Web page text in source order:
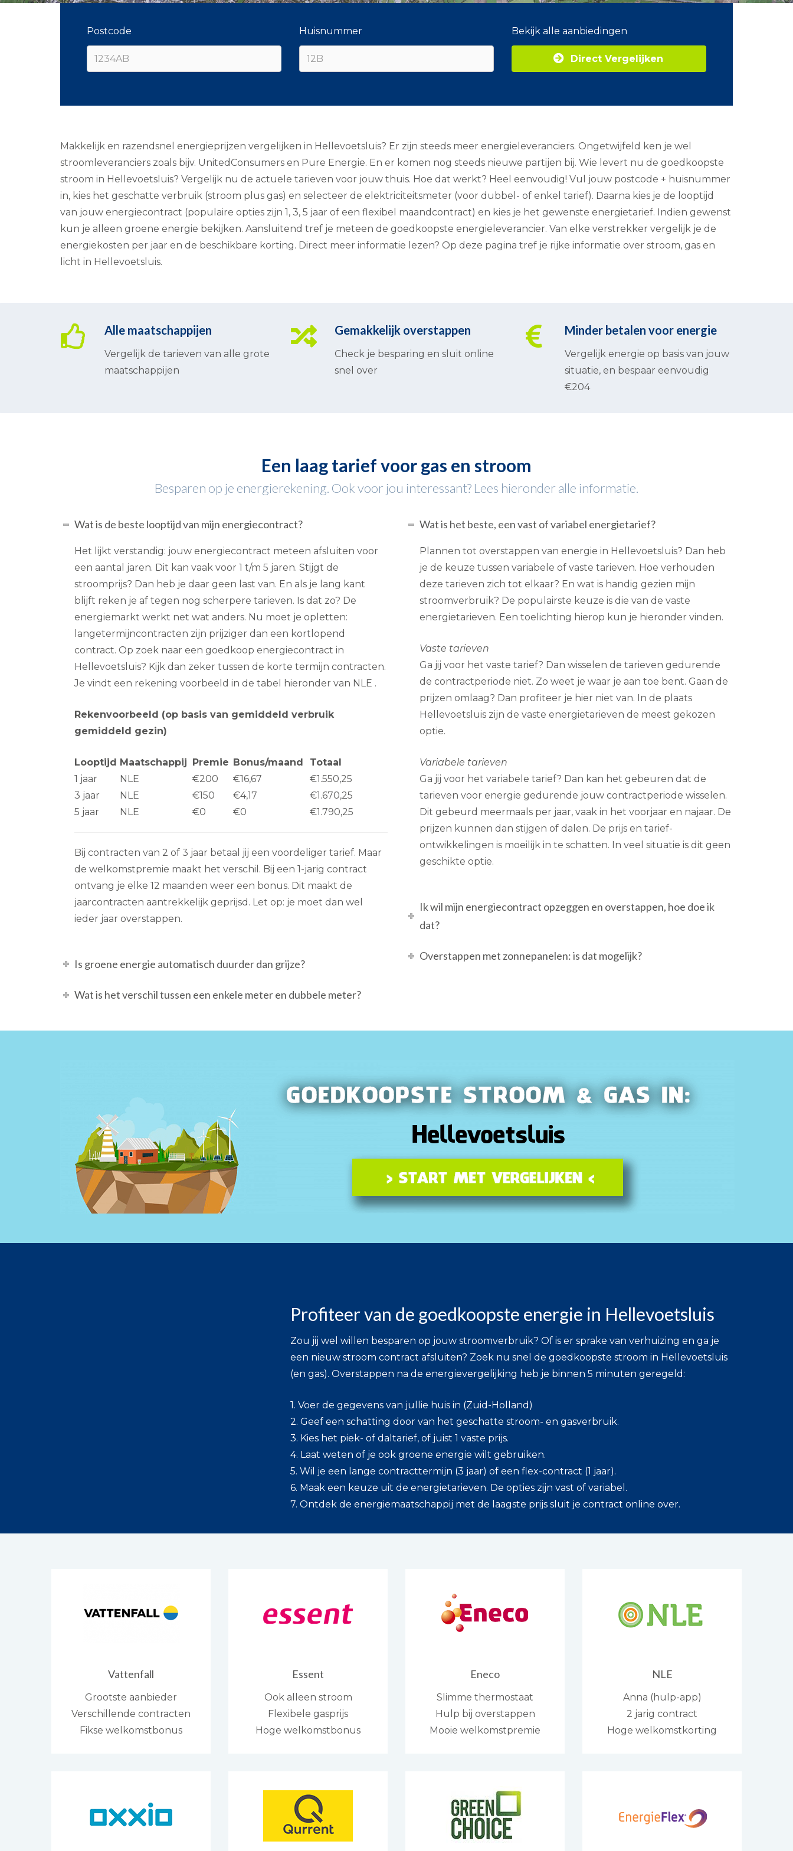
Postcode Huisnummer Bekijk alle aanbiedingen
Direct Vergelijken
Makkelijk en razendsnel energieprijzen vergelijken in Hellevoetsluis? Er zijn steeds meer energieleveranciers. Ongetwijfeld ken je wel
stroomleveranciers zoals bijv. UnitedConsumers en Pure Energie. En er komen nog steeds nieuwe partijen bij. Wie levert nu de goedkoopste
stroom in Hellevoetsluis? Vergelijk nu de actuele tarieven voor jouw thuis. Hoe dat werkt? Heel eenvoudig! Vul jouw postcode + huisnummer
in, kies het geschatte verbruik (stroom plus gas) en selecteer de elektriciteitsmeter (voor dubbel- of enkel tarief). Daarna kies je de looptijd
van jouw energiecontract (populaire opties zijn 1, 3, 5 jaar of een flexibel maandcontract) en kies je het gewenste energietarief. Indien gewenst
kun je alleen groene energie bekijken. Aansluitend tref je meteen de goedkoopste energieleverancier. Van elke verstrekker vergelijk je de
energiekosten per jaar en de beschikbare korting. Direct meer informatie lezen? Op deze pagina tref je rijke informatie over stroom, gas en
licht in Hellevoetsluis.
Alle maatschappijen
Vergelijk de tarieven van alle grote
maatschappijen
Gemakkelijk overstappen
Check je besparing en sluit online
snel over
Minder betalen voor energie
Vergelijk energie op basis van jouw
situatie, en bespaar eenvoudig
€204
Een laag tarief voor gas en stroom
Besparen op je energierekening. Ook voor jou interessant? Lees hieronder alle informatie.
Wat is de beste looptijd van mijn energiecontract?
Het lijkt verstandig: jouw energiecontract meteen afsluiten voor
een aantal jaren. Dit kan vaak voor 1 t/m 5 jaren. Stijgt de
stroomprijs? Dan heb je daar geen last van. En als je lang kant
blijft reken je af tegen nog scherpere tarieven. Is dat zo? De
energiemarkt werkt net wat anders. Nu moet je opletten:
langetermijncontracten zijn prijziger dan een kortlopend
contract. Op zoek naar een goedkoop energiecontract in
Hellevoetsluis? Kijk dan zeker tussen de korte termijn contracten.
Je vindt een rekening voorbeeld in de tabel hieronder van NLE .
Rekenvoorbeeld (op basis van gemiddeld verbruik
gemiddeld gezin)
Looptijd Maatschappij Premie Bonus/maand
Totaal
1 jaar
NLE €200 €16,67
€1.550,25
3 jaar
NLE €150 €4,17
€1.670,25
5 jaar
NLE €0 €0 €1.790,25
Bij contracten van 2 of 3 jaar betaal jij een voordeliger tarief. Maar
de welkomstpremie maakt het verschil. Bij een 1-jarig contract
ontvang je elke 12 maanden weer een bonus. Dit maakt de
jaarcontracten aantrekkelijk geprijsd. Let op: je moet dan wel
ieder jaar overstappen.
Is groene energie automatisch duurder dan grijze?
Wat is het verschil tussen een enkele meter en dubbele meter?
Wat is het beste, een vast of variabel energietarief?
Plannen tot overstappen van energie in Hellevoetsluis? Dan heb
je de keuze tussen variabele of vaste tarieven. Hoe verhouden
deze tarieven zich tot elkaar? En wat is handig gezien mijn
stroomverbruik? De populairste keuze is die van de vaste
energietarieven. Een toelichting hierop kun je hieronder vinden.
Vaste tarieven
Ga jij voor het vaste tarief? Dan wisselen de tarieven gedurende
de contractperiode niet. Zo weet je waar je aan toe bent. Gaan de
prijzen omlaag? Dan profiteer je hier niet van. In de plaats
Hellevoetsluis zijn de vaste energietarieven de meest gekozen
optie.
Variabele tarieven
Ga jij voor het variabele tarief? Dan kan het gebeuren dat de
tarieven voor energie gedurende jouw contractperiode wisselen.
Dit gebeurd meermaals per jaar, vaak in het voorjaar en najaar. De
prijzen kunnen dan stijgen of dalen. De prijs en tarief-
ontwikkelingen is moeilijk in te schatten. In veel situatie is dit geen
geschikte optie.
Ik wil mijn energiecontract opzeggen en overstappen, hoe doe ik
dat?
Overstappen met zonnepanelen: is dat mogelijk?
Profiteer van de goedkoopste energie in Hellevoetsluis
Zou jij wel willen besparen op jouw stroomverbruik? Of is er sprake van verhuizing en ga je
een nieuw stroom contract afsluiten? Zoek nu snel de goedkoopste stroom in Hellevoetsluis
(en gas). Overstappen na de energievergelijking heb je binnen 5 minuten geregeld:
1. Voer de gegevens van jullie huis in (Zuid-Holland)
2. Geef een schatting door van het geschatte stroom- en gasverbruik.
3. Kies het piek- of daltarief, of juist 1 vaste prijs.
4. Laat weten of je ook groene energie wilt gebruiken.
5. Wil je een lange contracttermijn (3 jaar) of een flex-contract (1 jaar).
6. Maak een keuze uit de energietarieven. De opties zijn vast of variabel.
7. Ontdek de energiemaatschappij met de laagste prijs sluit je contract online over.
Vattenfall
Grootste aanbieder
Verschillende contracten
Fikse welkomstbonus
Essent
Ook alleen stroom
Flexibele gasprijs
Hoge welkomstbonus
Eneco
Slimme thermostaat
Hulp bij overstappen
Mooie welkomstpremie
NLE
Anna (hulp-app)
2 jarig contract
Hoge welkomstkorting